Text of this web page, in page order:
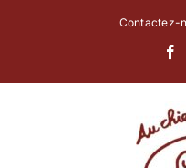
Contactez-